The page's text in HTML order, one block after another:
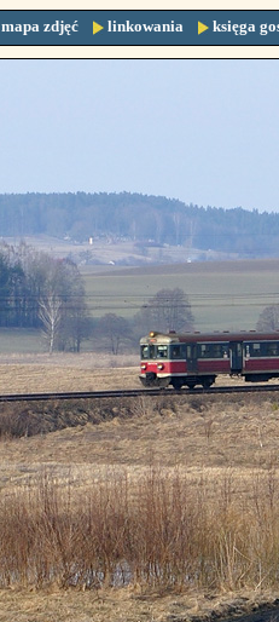
mapa zdjęć linkowania księga